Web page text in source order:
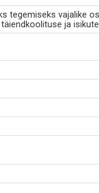
tegemiseks vajalike
ja